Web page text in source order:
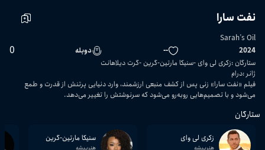
نفت سارا
Sarah’s Oil
2024
-- دوبله 0
ستارگان :زکری لی وای سنیکا مارتین-گرین گرت دیلاهانت
ژانر :درام
فیلم «نفت سارا» زنی پس از کشف منبعی ارزشمند، وارد دنیایی پرتنش از قدرت و طمع
می‌شود و با تصمیم‌هایی روبه‌رو می‌شود که سرنوشتش را تغییر می‌دهد.
ستارگان
زکری لی وای
هنرپیشه
سنیکا مارتین-گرین
هنرپیشه